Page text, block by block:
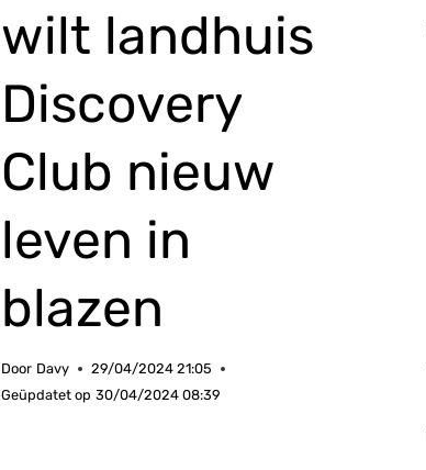
wilt landhuis
Discovery
Club nieuw
leven in
blazen
Door Davy
29/04/2024 21:05
Geüpdatet op 30/04/2024 08:39